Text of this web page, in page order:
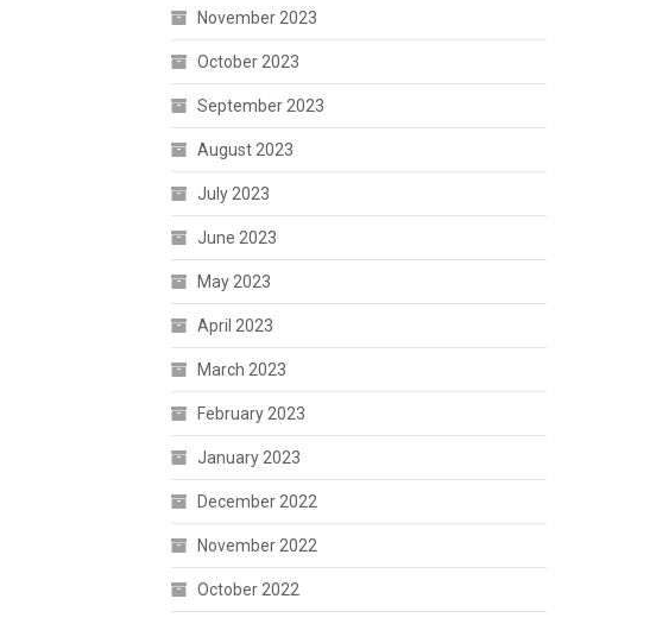
November 2023
October 2023
September 2023
August 2023
July 2023
June 2023
May 2023
April 2023
March 2023
February 2023
January 2023
December 2022
November 2022
October 2022